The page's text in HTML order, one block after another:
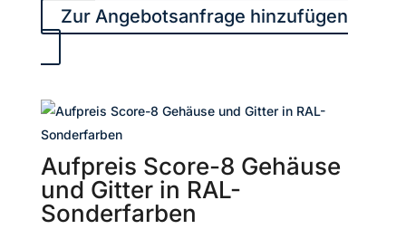
Score-
8,
Menge
Zur Angebotsanfrage hinzufügen
Aufpreis Score-8 Gehäuse
und Gitter in RAL-
Sonderfarben